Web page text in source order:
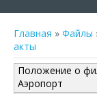
Главная » Файлы
акты
Положение о
Аэропорт